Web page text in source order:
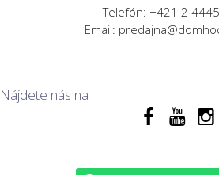
Telefón: +421 2
Email:
Nájdete nás na